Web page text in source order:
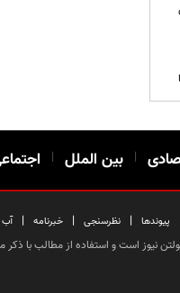
| بین الملل |
پیوندها | نظرسنجی | خبرنامه | آب
نیوز است و استفاده از مطالب با ذکر